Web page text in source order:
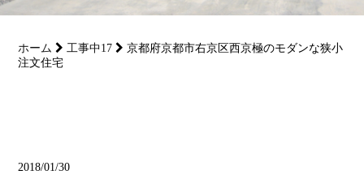
サービス
ホーム 工事中17
京都府京都市右京区西京極のモダンな狭小
注文住宅
2018/01/30